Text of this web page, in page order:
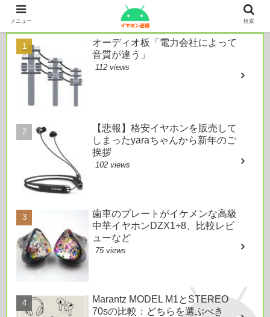
本日のおすすめ
オーディオ板「電力会社によって
音質が違う」
112 views
【悲報】格安イヤホンを販売して
しまったyaraちゃんから新年のご
挨拶
102 views
歯車のプレートがイケメンな高級
中華イヤホンDZX1+8、比較レビ
ューなど
75 views
Marantz MODEL M1とSTEREO
70sの比較：どちらを選ぶべき
メニュー 検索